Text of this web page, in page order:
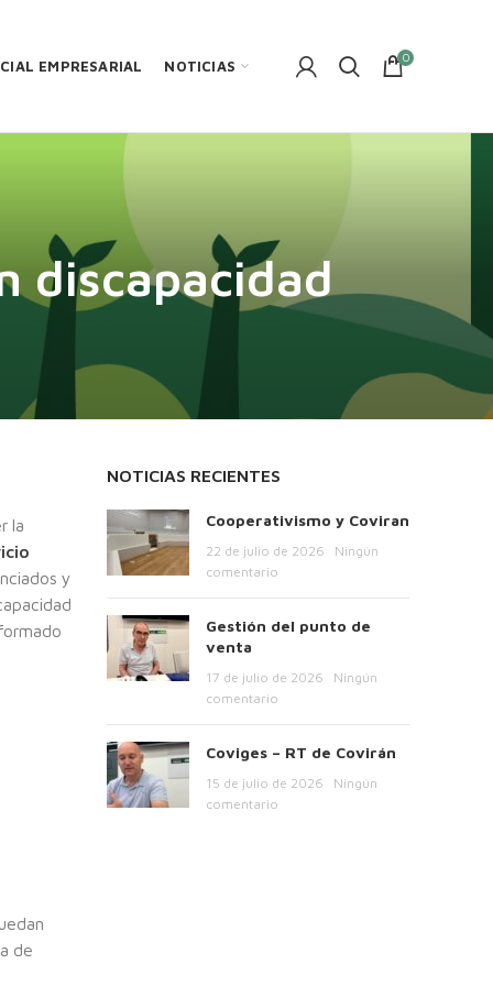
EMPRESARIAL NOTICIAS 0
discapacidad
la
y
de
NOTICIAS RECIENTES
Cooperativismo y Coviran
22 de julio de 2026
Ningún
comentario
Gestión del punto de
venta
17 de julio de 2026
Ningún
comentario
Coviges – RT de Covirán
15 de julio de 2026
Ningún
comentario